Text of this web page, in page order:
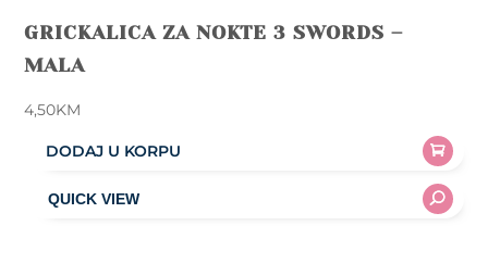
GRICKALICA ZA NOKTE 3 SWORDS –
MALA
4,50KM
DODAJ U KORPU